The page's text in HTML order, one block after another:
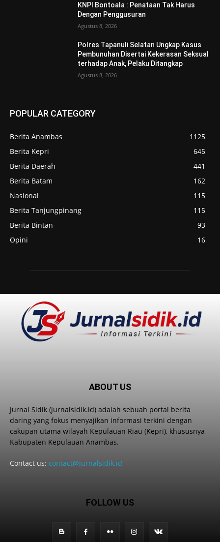
KNPI Bontoala : Penataan Tak Harus
Dengan Penggusuran
Agustus 8, 2026
Polres Tapanuli Selatan Ungkap Kasus
Pembunuhan Disertai Kekerasan Seksual
terhadap Anak, Pelaku Ditangkap
Agustus 8, 2026
POPULAR CATEGORY
Berita Anambas
1125
Berita Kepri
645
Berita Daerah
441
Berita Batam
162
Nasional
115
Berita Tanjungpinang
115
Berita Bintan
93
Opini
16
ABOUT US
Jurnal Sidik (jurnalsidik.id) adalah sebuah portal berita
daring yang fokus menyajikan informasi terkini dengan
cakupan utama wilayah Kepulauan Riau (Kepri), khususnya
Kabupaten Kepulauan Anambas.
Contact us: contact@jurnalsidik.id
FOLLOW US